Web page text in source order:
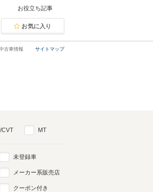
お役立ち記事
お気に入り
サイトマップ
古車情報
CVT MT
未登録車
メーカー系販売店
クーポン付き